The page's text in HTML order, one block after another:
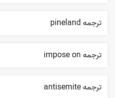
ترجمه pineland
ترجمه impose on
ترجمه antisemite